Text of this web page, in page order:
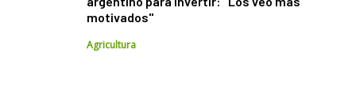
motivados"
Agricultura